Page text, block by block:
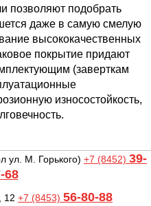
позволяют подобрать
даже в самую смелую
высококачественных
покрытие придают
(заверткам
износостойкость,
ул. М. Горького) +7 (8452) 39-
68
12 +7 (8453) 56-80-88